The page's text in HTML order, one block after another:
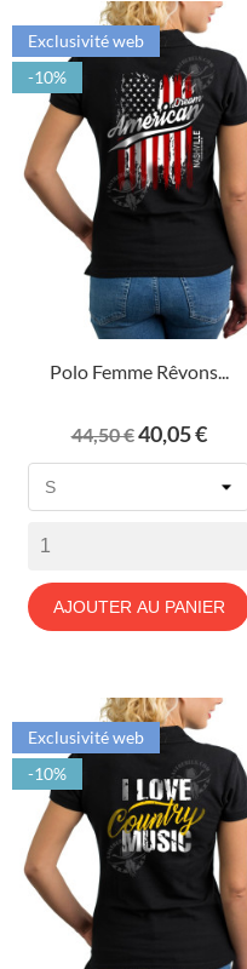
Polo Femme Rêvons...
Prix
de
44,50 €Prix
40,05 €
AJOUTER AU PANIER
Exclusivité web
-10%
Exclusivité web
-10%